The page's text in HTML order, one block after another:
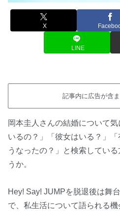
X
LINE
記事内に広告が含ま
岡本圭人さんの結婚について
いるの？」「彼女はいる？」
うなったの？」と検索してい
うか。
Hey! Say! JUMPを脱退後は舞
で、私生活について語られる機